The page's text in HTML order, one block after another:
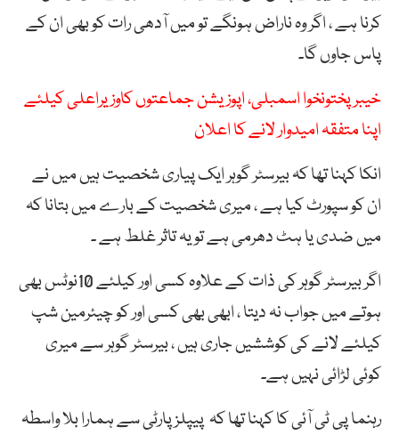
کرنا ہے ، اگر وہ ناراض ہونگے تو میں آدھی رات کو بھی ان کے
پاس جاوں گا۔
خیبر پختونخوا اسمبلی، اپوزیشن جماعتوں کاوزیراعلی کیلئے
اپنا متفقہ امیدوار لانے کا اعلان
انکا کہنا تھا کہ بیرسٹر گوہر ایک پیاری شخصیت ہیں میں نے
ان کو سپورٹ کیا ہے ، میری شخصیت کے بارے میں بتانا کہ
میں ضدی یا ہٹ دھرمی ہے تو یہ تاثر غلط ہے ۔
اگر بیرسٹر گوہر کی ذات کے علاوہ کسی اور کیلئے 10نوٹس بھی
ہوتے میں جواب نہ دیتا ، ابھی بھی کسی اور کو چیئرمین شپ
کیلئے لانے کی کوششیں جاری ہیں ، بیرسٹر گوہر سے میری
کوئی لڑائی نہیں ہے۔
رہنما پی ٹی آئی کا کہنا تھا کہ پیپلز پارٹی سے ہمارا بلا واسطہ